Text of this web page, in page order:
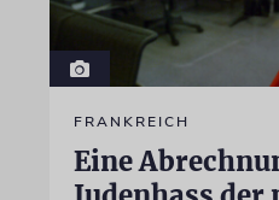
FRANKREICH
Eine